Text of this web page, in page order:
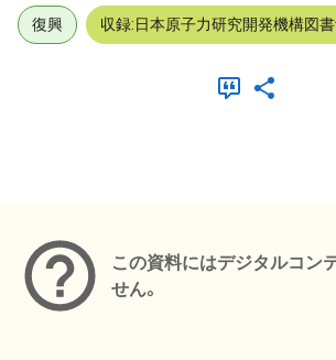
復興 収録:日本原子力研究開発機構図
この資料にはデジタルコン
せん。